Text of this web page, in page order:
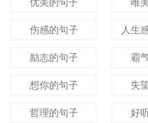
优美的句子 唯
伤感的句子 人生
励志的句子 霸
想你的句子 失
哲理的句子 好